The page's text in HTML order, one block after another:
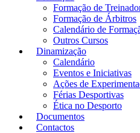
Formação de
Formação de Árbitros
Calendário de
Outros Cursos
Dinamização
Calendário
Eventos e Iniciativas
Ações de
Férias Desportivas
Ética no Desporto
Documentos
Contactos